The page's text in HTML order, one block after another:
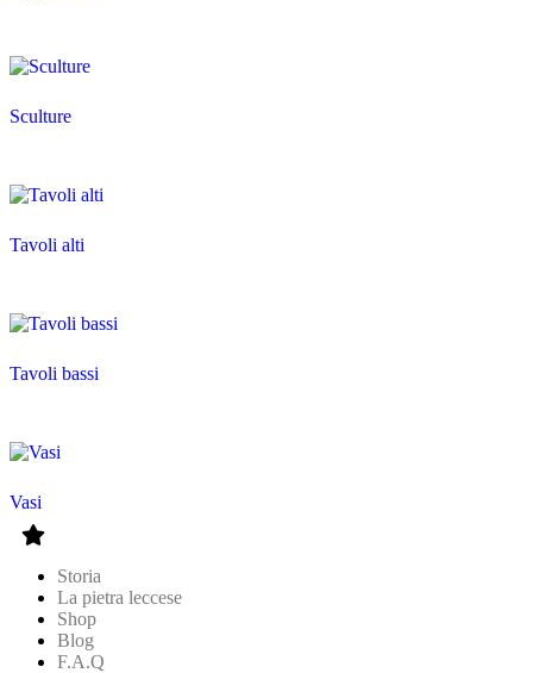
Sculture
Tavoli alti
Tavoli bassi
Vasi
Storia
La pietra leccese
Shop
Blog
F.A.Q